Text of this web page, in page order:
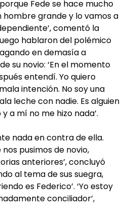
Fede se hace mucho
hombre grande y lo vamos a
comentó la
hablaron del polémico
en demasía a
su novio: ‘En el momento
entendí. Yo quiero
intención. No soy una
leche con nadie. Es alguien
a mí no me hizo nada’.
nada en contra de ella.
pusimos de novio,
anteriores’, concluyó
al tema de sus suegra,
es Federico’. ‘Yo estoy
conciliador’,